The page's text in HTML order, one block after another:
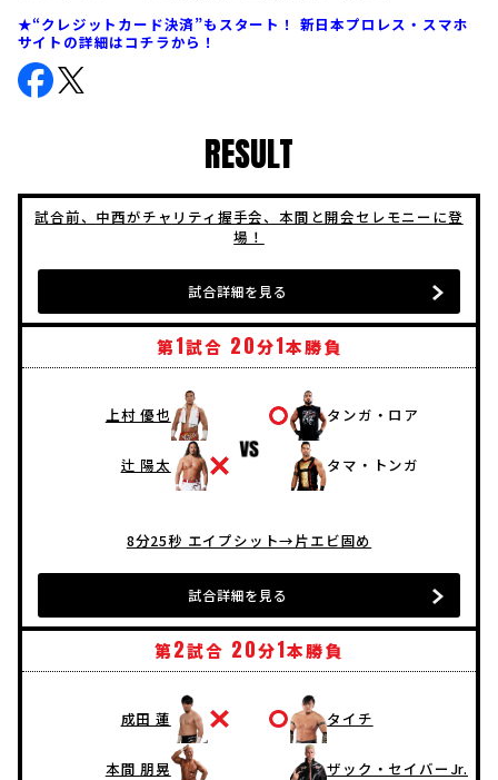
★“クレジットカード決済”もスタート！ 新日本プロレス・スマホ
サイトの詳細はコチラから！
RESULT
試合前、中西がチャリティ握手会、本間と開会セレモニーに登
場！
試合詳細を見る
第1試合 20分1本勝負
上村 優也
辻 陽太
タンガ・ロア
タマ・トンガ
8分25秒 エイプシット→片エビ固め
試合詳細を見る
第2試合 20分1本勝負
成田 蓮
本間 朋晃
タイチ
ザック・セイバーJr.